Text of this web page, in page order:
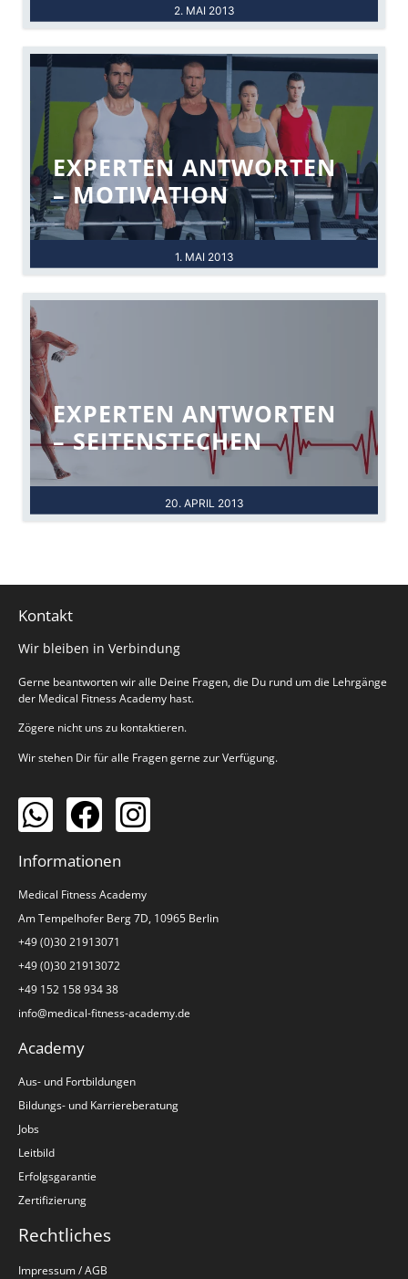
2. MAI 2013
1. MAI 2013
EXPERTEN ANTWORTEN
– MOTIVATION
20. APRIL 2013
EXPERTEN ANTWORTEN
– SEITENSTECHEN
Kontakt
Wir bleiben in Verbindung
Gerne beantworten wir alle Deine Fragen, die Du rund um die Lehrgänge
der Medical Fitness Academy hast.
Zögere nicht uns zu kontaktieren.
Wir stehen Dir für alle Fragen gerne zur Verfügung.
Informationen
Medical Fitness Academy
Am Tempelhofer Berg 7D, 10965 Berlin
+49 (0)30 21913071
+49 (0)30 21913072
+49 152 158 934 38
info@medical-fitness-academy.de
Academy
Aus- und Fortbildungen
Bildungs- und Karriereberatung
Jobs
Leitbild
Erfolgsgarantie
Zertifizierung
Rechtliches
Impressum / AGB